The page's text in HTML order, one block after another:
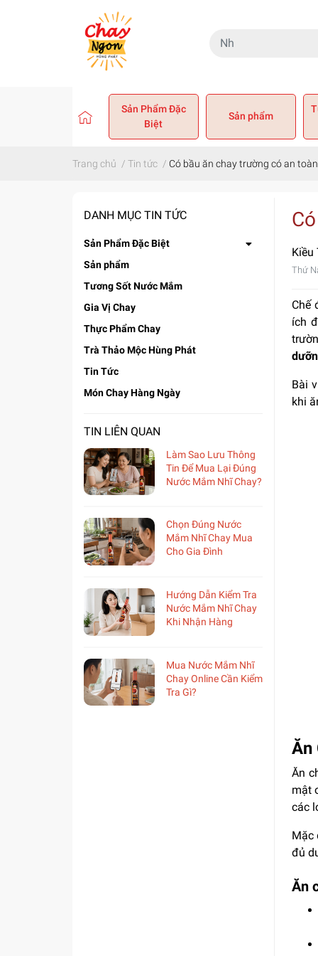
Sản Phẩm Đặc
Biệt
Sản phẩm
Trang chủ / Tin tức / Có bầu ăn chay trường có an
DANH MỤC TIN TỨC
Sản Phẩm Đặc Biệt
Sản phẩm
Tương Sốt Nước Mắm
Gia Vị Chay
Thực Phẩm Chay
Trà Thảo Mộc Hùng Phát
Tin Tức
Món Chay Hàng Ngày
TIN LIÊN QUAN
Làm Sao Lưu Thông
Tin Để Mua Lại Đúng
Nước Mắm Nhĩ Chay?
Chọn Đúng Nước
Mắm Nhĩ Chay Mua
Cho Gia Đình
Hướng Dẫn Kiểm Tra
Nước Mắm Nhĩ Chay
Khi Nhận Hàng
Mua Nước Mắm Nhĩ
Chay Online Cần Kiểm
Tra Gì?
Kiều
Thứ
Chế
ích
Bài
khi
Ăn
Ăn
mật
các
Mặc
đủ
Ăn